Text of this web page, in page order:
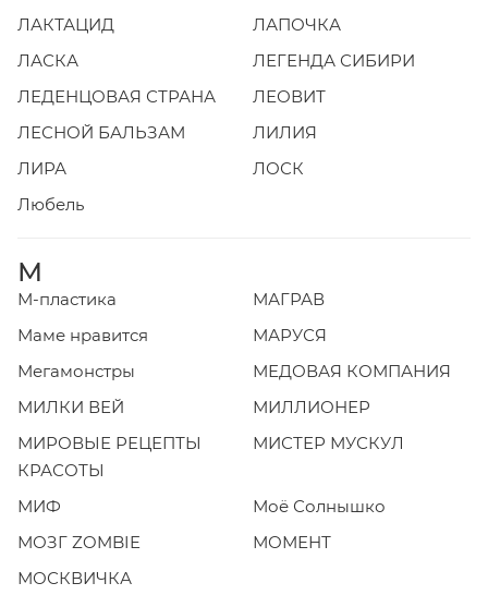
ЛАКТАЦИД
ЛАПОЧКА
ЛАСКА
ЛЕГЕНДА СИБИРИ
ЛЕДЕНЦОВАЯ СТРАНА
ЛЕОВИТ
ЛЕСНОЙ БАЛЬЗАМ
ЛИЛИЯ
ЛИРА
ЛОСК
Любель
М
М-пластика
МАГРАВ
Маме нравится
МАРУСЯ
Мегамонстры
МЕДОВАЯ КОМПАНИЯ
МИЛКИ ВЕЙ
МИЛЛИОНЕР
МИРОВЫЕ РЕЦЕПТЫ
КРАСОТЫ
МИСТЕР МУСКУЛ
МИФ
Моё Солнышко
МОЗГ ZOMBIE
МОМЕНТ
МОСКВИЧКА